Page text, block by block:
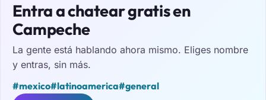
Entra a chatear gratis en
Campeche
La gente está hablando ahora mismo. Eliges nombre
y entras, sin más.
#mexico#latinoamerica#general